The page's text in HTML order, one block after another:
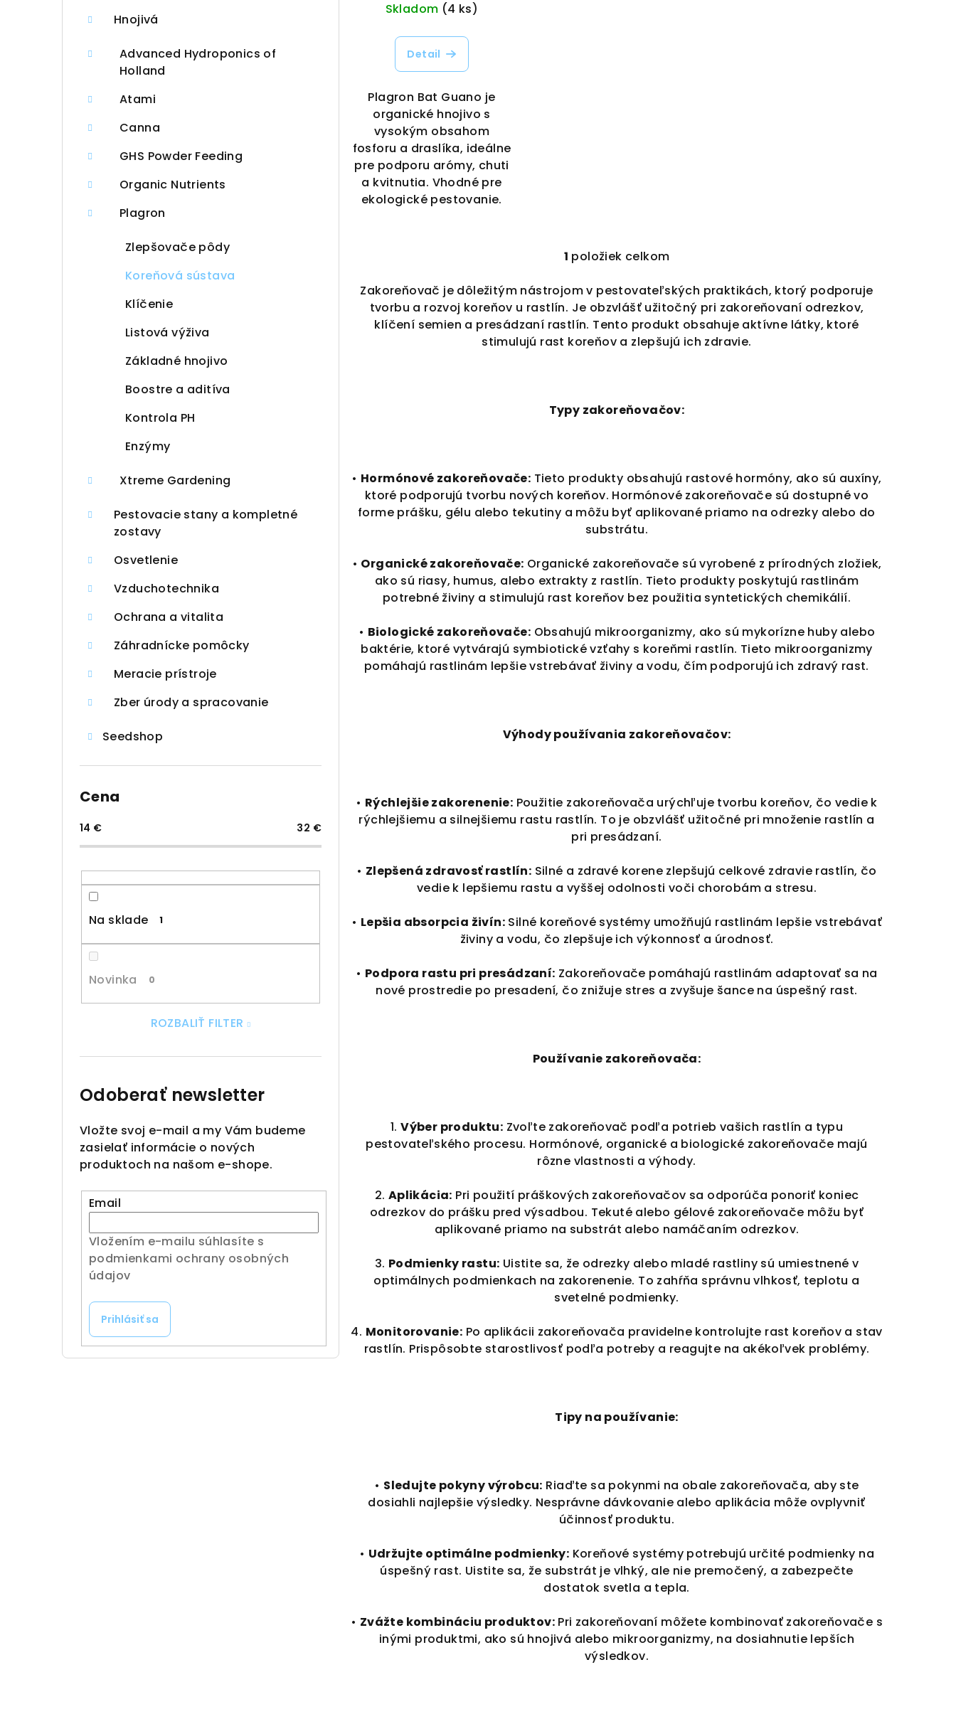
Hnojivá
Advanced Hydroponics of
Holland
Atami
Canna
GHS Powder Feeding
Organic Nutrients
Plagron
Zlepšovače pôdy
Koreňová sústava
Klíčenie
Listová výživa
Základné hnojivo
Boostre a aditíva
Kontrola PH
Enzýmy
Xtreme Gardening
Pestovacie stany a kompletné
zostavy
Osvetlenie
Vzduchotechnika
Ochrana a vitalita
Záhradnícke pomôcky
Meracie prístroje
Zber úrody a spracovanie
Seedshop
Cena
14 € 32 €
Na sklade 1
Novinka 0
ROZBALIŤ FILTER
Odoberať newsletter
Vložte svoj e-mail a my Vám budeme
zasielať informácie o nových
produktoch na našom e-shope.
Email
Vložením e-mailu súhlasíte s
podmienkami ochrany osobných
údajov
Prihlásiť sa
v
Skladom (4 ks)
Detail
Plagron Bat Guano je
organické hnojivo s
vysokým obsahom
fosforu a draslíka, ideálne
pre podporu arómy, chuti
a kvitnutia. Vhodné pre
ekologické pestovanie.
O
v
l
á
d
i
v
k
y
ý
p
i
s
u
1 položiek celkom
Zakoreňovač je dôležitým nástrojom v pestovateľských praktikách, ktorý podporuje
tvorbu a rozvoj koreňov u rastlín. Je obzvlášť užitočný pri zakoreňovaní odrezkov,
klíčení semien a presádzaní rastlín. Tento produkt obsahuje aktívne látky, ktoré
stimulujú rast koreňov a zlepšujú ich zdravie.
Typy zakoreňovačov:
• Hormónové zakoreňovače: Tieto produkty obsahujú rastové hormóny, ako sú auxíny,
ktoré podporujú tvorbu nových koreňov. Hormónové zakoreňovače sú dostupné vo
forme prášku, gélu alebo tekutiny a môžu byť aplikované priamo na odrezky alebo do
substrátu.
• Organické zakoreňovače: Organické zakoreňovače sú vyrobené z prírodných zložiek,
ako sú riasy, humus, alebo extrakty z rastlín. Tieto produkty poskytujú rastlinám
potrebné živiny a stimulujú rast koreňov bez použitia syntetických chemikálií.
• Biologické zakoreňovače: Obsahujú mikroorganizmy, ako sú mykorízne huby alebo
baktérie, ktoré vytvárajú symbiotické vzťahy s koreňmi rastlín. Tieto mikroorganizmy
pomáhajú rastlinám lepšie vstrebávať živiny a vodu, čím podporujú ich zdravý rast.
Výhody používania zakoreňovačov:
• Rýchlejšie zakorenenie: Použitie zakoreňovača urýchľuje tvorbu koreňov, čo vedie k
rýchlejšiemu a silnejšiemu rastu rastlín. To je obzvlášť užitočné pri množenie rastlín a
pri presádzaní.
• Zlepšená zdravosť rastlín: Silné a zdravé korene zlepšujú celkové zdravie rastlín, čo
vedie k lepšiemu rastu a vyššej odolnosti voči chorobám a stresu.
• Lepšia absorpcia živín: Silné koreňové systémy umožňujú rastlinám lepšie vstrebávať
živiny a vodu, čo zlepšuje ich výkonnosť a úrodnosť.
• Podpora rastu pri presádzaní: Zakoreňovače pomáhajú rastlinám adaptovať sa na
nové prostredie po presadení, čo znižuje stres a zvyšuje šance na úspešný rast.
Používanie zakoreňovača:
1. Výber produktu: Zvoľte zakoreňovač podľa potrieb vašich rastlín a typu
pestovateľského procesu. Hormónové, organické a biologické zakoreňovače majú
rôzne vlastnosti a výhody.
2. Aplikácia: Pri použití práškových zakoreňovačov sa odporúča ponoriť koniec
odrezkov do prášku pred výsadbou. Tekuté alebo gélové zakoreňovače môžu byť
aplikované priamo na substrát alebo namáčaním odrezkov.
3. Podmienky rastu: Uistite sa, že odrezky alebo mladé rastliny sú umiestnené v
optimálnych podmienkach na zakorenenie. To zahŕňa správnu vlhkosť, teplotu a
svetelné podmienky.
4. Monitorovanie: Po aplikácii zakoreňovača pravidelne kontrolujte rast koreňov a stav
rastlín. Prispôsobte starostlivosť podľa potreby a reagujte na akékoľvek problémy.
Tipy na používanie:
• Sledujte pokyny výrobcu: Riaďte sa pokynmi na obale zakoreňovača, aby ste
dosiahli najlepšie výsledky. Nesprávne dávkovanie alebo aplikácia môže ovplyvniť
účinnosť produktu.
• Udržujte optimálne podmienky: Koreňové systémy potrebujú určité podmienky na
úspešný rast. Uistite sa, že substrát je vlhký, ale nie premočený, a zabezpečte
dostatok svetla a tepla.
• Zvážte kombináciu produktov: Pri zakoreňovaní môžete kombinovať zakoreňovače s
inými produktmi, ako sú hnojivá alebo mikroorganizmy, na dosiahnutie lepších
výsledkov.